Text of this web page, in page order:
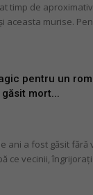
timp de
aceasta murise.
pentru un
mort...
ani a fost găsit fără
ce vecinii, îngrijorați